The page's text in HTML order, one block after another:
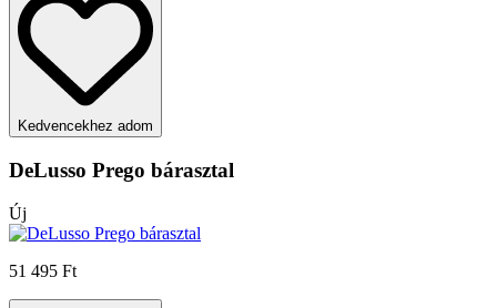
Kedvencekhez adom
DeLusso Prego bárasztal
Új
51 495 Ft